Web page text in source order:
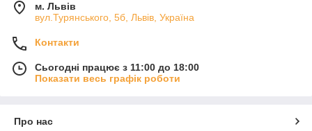
м. Львів
вул.Турянського, 5б, Львів, Україна
Контакти
Сьогодні працює з 11:00 до 18:00
Показати весь графік роботи
Про нас